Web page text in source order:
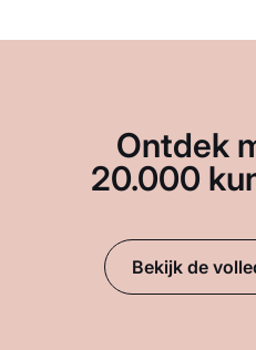
Ontdek
20.000
Bekijk de